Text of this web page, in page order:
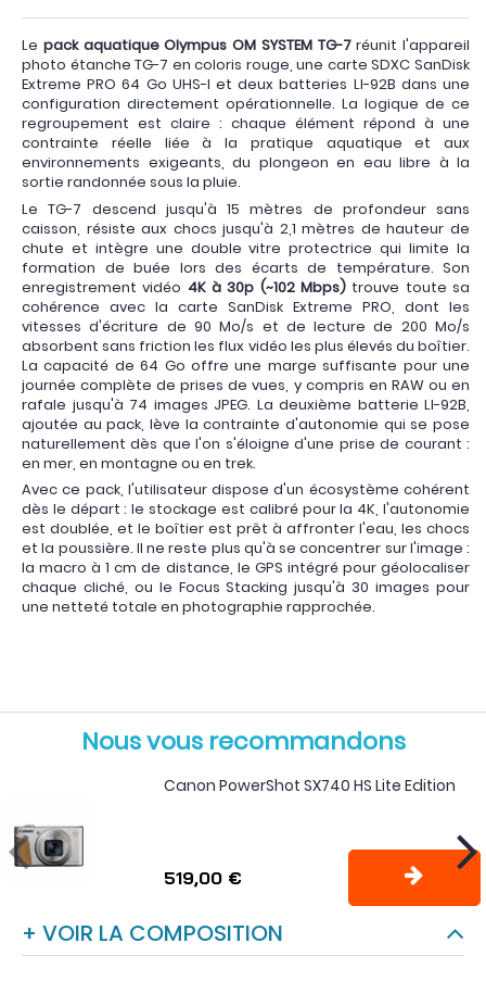
Le pack aquatique Olympus OM SYSTEM TG-7réunit l'appareil
photo étanche TG-7 en coloris rouge, une carte SDXC SanDisk
Extreme PRO 64 Go UHS-I et deux batteries LI-92B dans une
configuration directement opérationnelle. La logique de ce
regroupement est claire : chaque élément répond à une
contrainte réelle liée à la pratique aquatique et aux
environnements exigeants, du plongeon en eau libre à la
sortie randonnée sous la pluie.
Le TG-7 descend jusqu'à 15 mètres de profondeur sans
caisson, résiste aux chocs jusqu'à 2,1 mètres de hauteur de
chute et intègre une double vitre protectrice qui limite la
formation de buée lors des écarts de température. Son
enregistrement vidéo 4K à 30p (~102 Mbps) trouve toute sa
cohérence avec la carte SanDisk Extreme PRO, dont les
vitesses d'écriture de 90 Mo/s et de lecture de 200 Mo/s
absorbent sans friction les flux vidéo les plus élevés du boîtier.
La capacité de 64 Go offre une marge suffisante pour une
journée complète de prises de vues, y compris en RAW ou en
rafale jusqu'à 74 images JPEG. La deuxième batterie LI-92B,
ajoutée au pack, lève la contrainte d'autonomie qui se pose
naturellement dès que l'on s'éloigne d'une prise de courant :
en mer, en montagne ou en trek.
Avec ce pack, l'utilisateur dispose d'un écosystème cohérent
dès le départ : le stockage est calibré pour la 4K, l'autonomie
est doublée, et le boîtier est prêt à affronter l'eau, les chocs
et la poussière. Il ne reste plus qu'à se concentrer sur l'image :
la macro à 1 cm de distance, le GPS intégré pour géolocaliser
chaque cliché, ou le Focus Stacking jusqu'à 30 images pour
une netteté totale en photographie rapprochée.
Nous vous recommandons
Canon PowerShot SX740 HS Lite Edition
519,00 €
+ VOIR LA COMPOSITION